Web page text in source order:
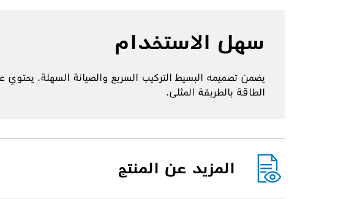
سهل الاستخدام
الطاقة بالطريقة المثلى.
المزيد عن المنتج